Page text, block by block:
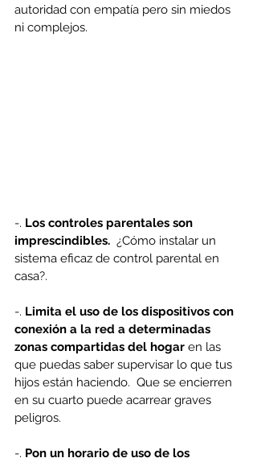
autoridad con empatía pero sin miedos
ni complejos.
-. Los controles parentales son
imprescindibles. ¿Cómo instalar un
sistema eficaz de control parental en
casa?.
-. Limita el uso de los dispositivos con
conexión a la red a determinadas
zonas compartidas del hogar en las
que puedas saber supervisar lo que tus
hijos están haciendo.  Que se encierren
en su cuarto puede acarrear graves
peligros.
-. Pon un horario de uso de los